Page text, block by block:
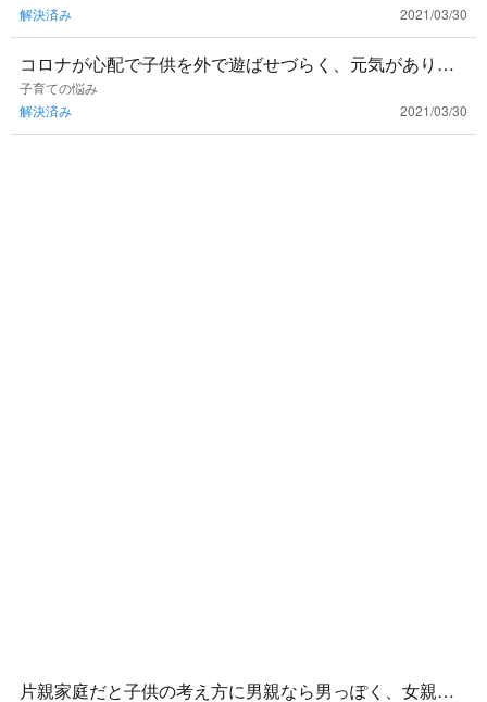
です。 ＃好き嫌い
解決済み
2021/03/30
コロナが心配で子供を外で遊ばせづらく、元気がありあ
まり寝つきが遅くて心配です。屋内でも体を動かせる遊
びはありますか。
子育ての悩み
解決済み
2021/03/30
片親家庭だと子供の考え方に男親なら男っぽく、女親な